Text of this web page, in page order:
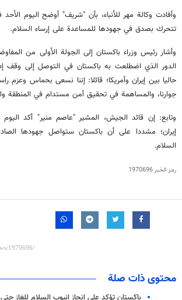
وأفادت وكالة مهر للأنباء، بأن "شريف" أوضح اليوم
تتحرك بصدق في جهودها للمساعدة على إرساء السلام.
وأشار رئيس وزراء باكستان إلى الجولة الأولى من
الدور الذي اضطلعت به باكستان في التوصل إلى وقف
حاليا بين إيران وأمريكا؛ قائلا: إننا نسعى بحماس وعزم
جوارنا، والمساهمة في تحقيق أمن مستدام في المنطقة
وتابع: إن قائد الجيش، المشير "عاصم منير" أكد اليوم
إيران؛ مشددا على أن باكستان ستواصل جهودها
السلام.
رمز الخبر1970696
محتوى ذات صلة